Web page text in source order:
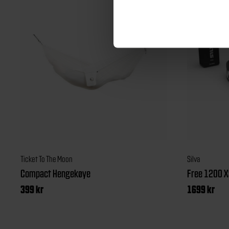
Ticket To The Moon
Compact Hengekøye
399kr
Silva
Free 1200
1699kr